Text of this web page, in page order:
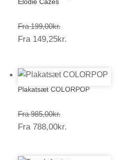
Fra 199,00kr.Prisinterval:
199,00kr.
Fra 149,25kr.
Plakatsæt COLORPOP
Fra 985,00kr.Prisinterval:
985,00kr.
Fra 788,00kr.